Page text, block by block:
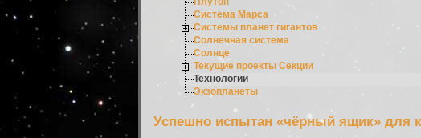
Система Марса
Системы планет гигантов
Солнечная система
Солнце
Текущие проекты Секции
Технологии
Экзопланеты
Успешно испытан «чёрный ящик» для